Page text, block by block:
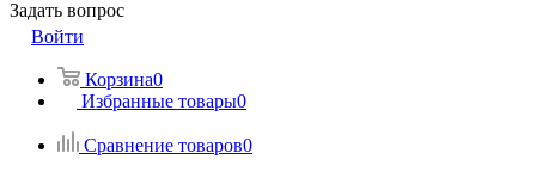
Задать вопрос
Войти
Корзина0
Избранные товары0
Сравнение товаров0